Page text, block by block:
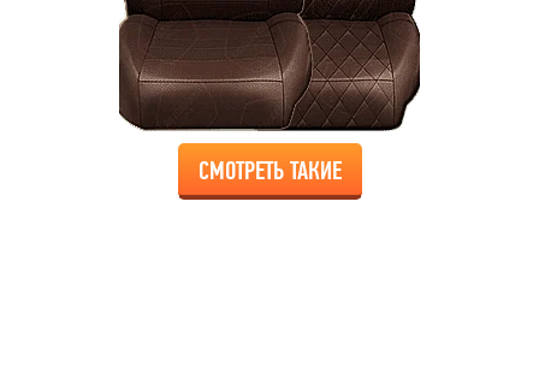
СМОТРЕТЬ ТАКИЕ